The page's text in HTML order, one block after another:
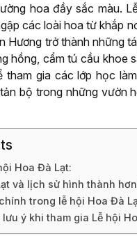
hoa đầy sắc màu.
các loài hoa từ khắp
Hương trở thành những
hồng, cẩm tú cầu khoe
tham gia các lớp học
bộ trong những vườn
Hoa Đà Lạt:
và lịch sử hình thành
trong lễ hội Hoa Đà
ý khi tham gia Lễ hội